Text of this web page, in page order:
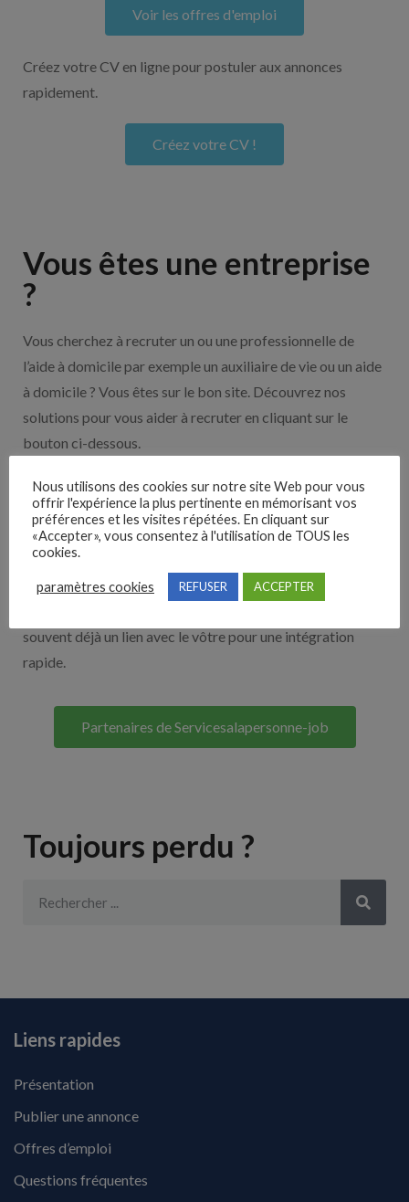
Voir les offres d'emploi
Créez votre CV en ligne pour postuler aux annonces
rapidement.
Créez votre CV !
Vous êtes une entreprise
?
Vous cherchez à recruter un ou une professionnelle de
l’aide à domicile par exemple un auxiliaire de vie ou un aide
à domicile ? Vous êtes sur le bon site. Découvrez nos
solutions pour vous aider à recruter en cliquant sur le
bouton ci-dessous.
Nos solutions entreprises
Découvrez nos partenaires ! Moteurs de recherches,
multidiffuseurs, sites payant… nombreux sont nos
souvent déjà un lien avec le vôtre pour une intégration
rapide.
Partenaires de Servicesalapersonne-job
Toujours perdu ?
Liens rapides
Présentation
Publier une annonce
Offres d’emploi
Questions fréquentes
Nous utilisons des cookies sur notre site Web pour vous
offrir l'expérience la plus pertinente en mémorisant vos
préférences et les visites répétées. En cliquant sur
«Accepter», vous consentez à l'utilisation de TOUS les
cookies.
paramètres cookies REFUSER ACCEPTER